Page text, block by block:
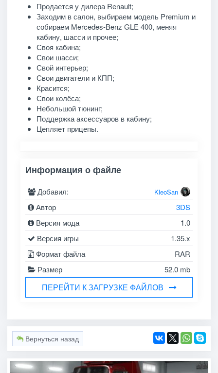
Продается у дилера Renault;
Заходим в салон, выбираем модель Premium и
собираем Mercedes-Benz GLE 400, меняя
кабину, шасси и прочее;
Своя кабина;
Свои шасси;
Свой интерьер;
Свои двигатели и КПП;
Красится;
Свои колёса;
Небольшой тюнинг;
Поддержка аксессуаров в кабину;
Цепляет прицепы.
Информация о файле
Добавил: KleoSan
Автор
3DS
Версия мода
1.0
Версия игры
1.35.x
Формат файла
RAR
Размер
52.0 mb
ПЕРЕЙТИ К ЗАГРУЗКЕ ФАЙЛОВ
Вернуться назад